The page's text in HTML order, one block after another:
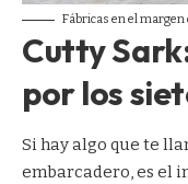
Fábricas en el margen
Cutty
por los
Si hay algo que te
embarcadero, es el